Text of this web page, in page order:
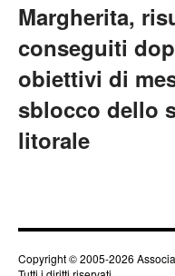
Margherita,
conseguiti
obiettivi di
sblocco dello
litorale
Copyright © 2005-2026